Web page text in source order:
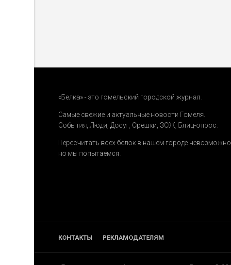
«Белка» - это гомельский городской журнал.
Самые свежие и актуальные новости Гомеля.
События Люди Досуг Орешки ЗОЖ Блиц-опрос
Пересчитать всех белок в нашем городе невозможно,
но мы попытаемся.
КОНТАКТЫ РЕКЛАМОДАТЕЛЯМ